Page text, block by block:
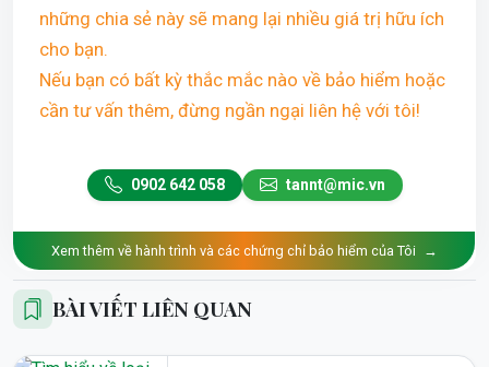
những chia sẻ này sẽ mang lại nhiều giá trị hữu ích
cho bạn.
Nếu bạn có bất kỳ thắc mắc nào về bảo hiểm hoặc
cần tư vấn thêm, đừng ngần ngại liên hệ với tôi!
0902 642 058 tannt@mic.vn
Xem thêm về hành trình và các chứng chỉ bảo hiểm của Tôi →
BÀI VIẾT LIÊN QUAN